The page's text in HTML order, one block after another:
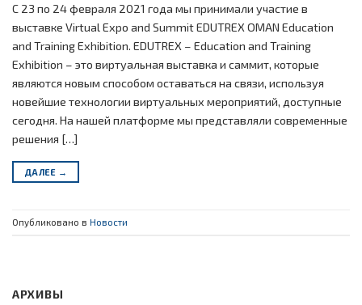
С 23 по 24 февраля 2021 года мы принимали участие в
выставке Virtual Expo and Summit EDUTREX OMAN Education
and Training Exhibition. EDUTREX – Education and Training
Exhibition – это виртуальная выставка и саммит, которые
являются новым способом оставаться на связи, используя
новейшие технологии виртуальных мероприятий, доступные
сегодня. На нашей платформе мы представляли современные
решения […]
ДАЛЕЕ →
Опубликовано в Новости
АРХИВЫ